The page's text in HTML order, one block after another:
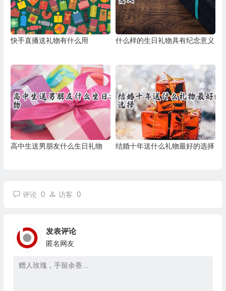
快手直播送礼物有什么用 什么样的生日礼物具有纪念意义
高中生送男朋友什么生日礼物 结婚十年送什么礼物最好的选择
评论 0 访客 0
发表评论
匿名网友